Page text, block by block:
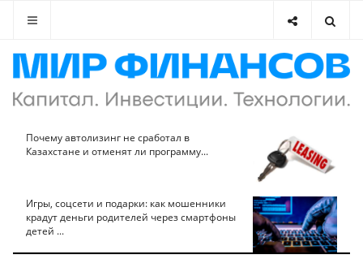
Почему автолизинг не сработал в
Казахстане и отменят ли программу...
Игры, соцсети и подарки: как мошенники
крадут деньги родителей через смартфоны
детей ...